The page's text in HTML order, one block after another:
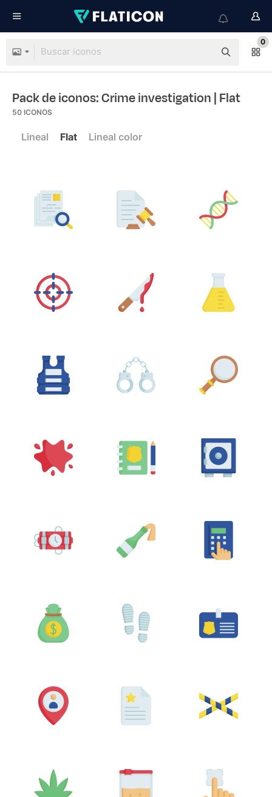
0
Pack de iconos: Crime investigation | Flat
50 ICONOS
Lineal Flat Lineal color